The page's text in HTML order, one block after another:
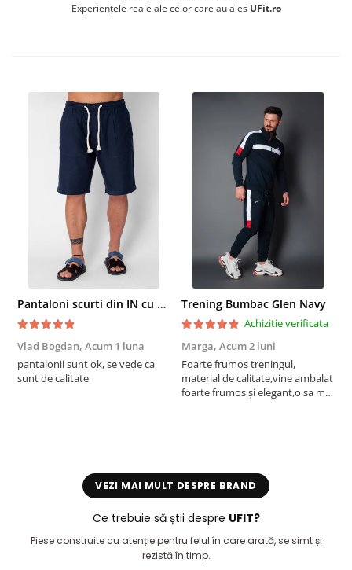
Experiențele reale ale celor care au ales UFit.ro
Pantaloni scurti din IN cu nasture si snur Navy
Vlad Bogdan, Acum 1 luna
pantalonii sunt ok, se vede ca
sunt de calitate
Trening Bumbac Glen Navy
Achizitie verificata
Marga, Acum 2 luni
Foarte frumos treningul,
material de calitate,vine ambalat
foarte frumos și elegant,o sa mai
VEZI MAI MULT DESPRE BRAND
Ce trebuie să știi despre UFIT?
Piese construite cu atenție pentru felul în care arată, se simt și
rezistă în timp.